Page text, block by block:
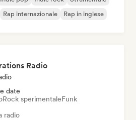
Rap internazionale Rap in inglese
Radio
date
Rock sperimentaleFunk
radio